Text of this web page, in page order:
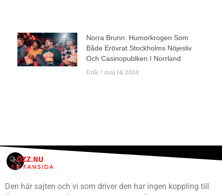
Norra Brunn: Humorkrogen Som
Både Erövrat Stockholms Nöjesliv
Och Casinopublken I Norrland
Erik
maj 14, 2024
Den här sajten och vi som driver den har ingen koppling till